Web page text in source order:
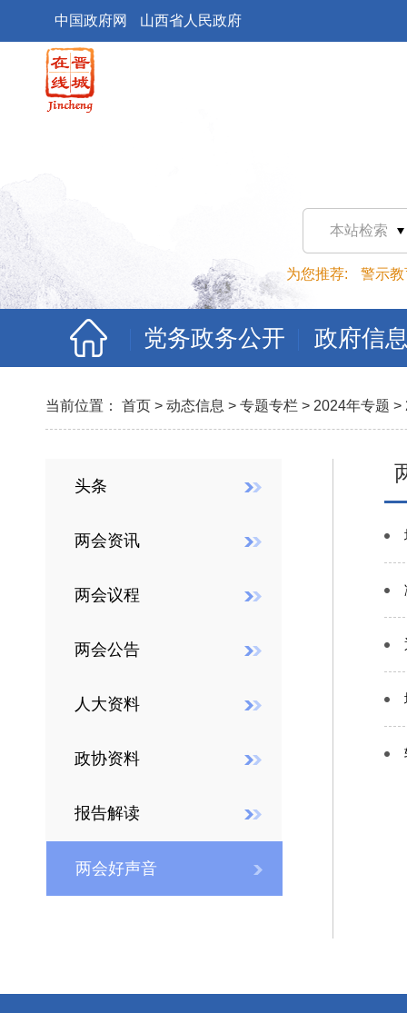
中国政府网 山西省人民政府
本站检索
为您推荐: 警示教
党务政务公开 政府信
当前位置： 首页 > 动态信息 > 专题专栏 > 2024年专题 >
头条
两会资讯
两会议程
两会公告
人大资料
政协资料
报告解读
两会好声音